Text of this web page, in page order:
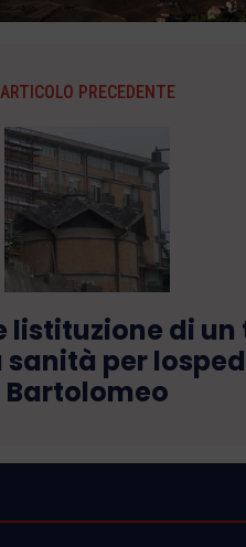
ARTICOLO PRECEDENTE
listituzione di
per
Bartolomeo